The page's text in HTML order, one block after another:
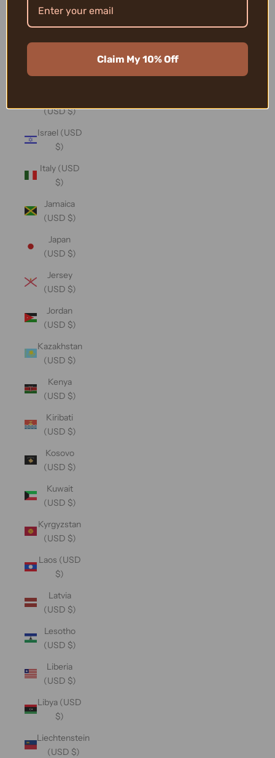
Iraq (USD
(USD $)
(USD $)
Israel (USD
$)
Italy (USD
$)
Jamaica
(USD $)
Japan
(USD $)
Jersey
(USD $)
Jordan
(USD $)
Kazakhstan
(USD $)
Kenya
(USD $)
Kiribati
(USD $)
Kosovo
(USD $)
Kuwait
(USD $)
Kyrgyzstan
(USD $)
Laos (USD
$)
Latvia
(USD $)
Lesotho
(USD $)
Liberia
(USD $)
Libya (USD
$)
Liechtenstein
(USD $)
Claim My 10% Off